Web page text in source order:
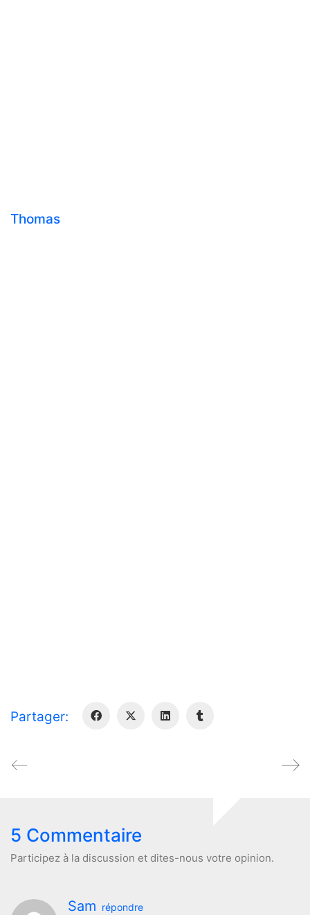
Thomas
Partager:
5 Commentaire
Participez à la discussion et dites-nous votre opinion.
Sam répondre